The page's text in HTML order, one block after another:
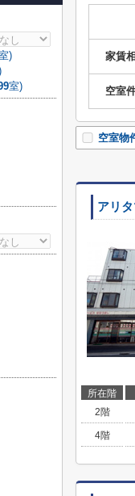
家賃
空室
空室物
アリ
所在階
2階
4階
)
室)